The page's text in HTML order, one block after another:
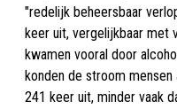
"redelijk beheersbaar
keer uit, vergelijkbaar met
kwamen vooral door
konden de stroom mensen
241 keer uit, minder vaak